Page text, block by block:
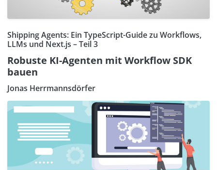
Shipping Agents: Ein TypeScript-Guide zu Workflows,
LLMs und Next.js – Teil 3
Robuste KI-Agenten mit Workflow SDK
bauen
Jonas Herrmannsdörfer